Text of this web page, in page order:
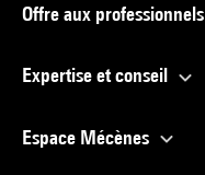
Offre aux professionnels
Expertise et conseil
Espace Mécènes